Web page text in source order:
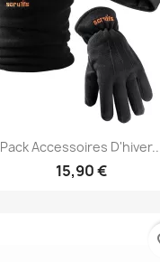
Pack Accessoires
15,90 €